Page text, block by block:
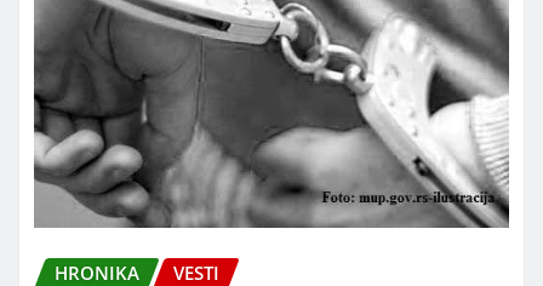
HRONIKA VESTI